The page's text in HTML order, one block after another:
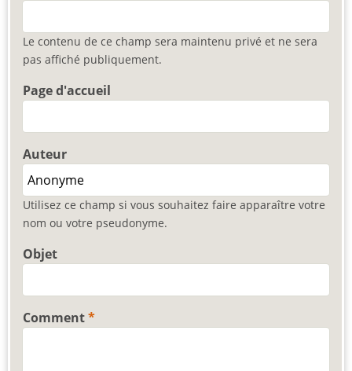
Le contenu de ce champ sera maintenu privé et ne sera
pas affiché publiquement.
Page d'accueil
Auteur
Utilisez ce champ si vous souhaitez faire apparaître votre
nom ou votre pseudonyme.
Objet
Comment